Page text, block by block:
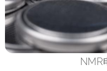
NMR